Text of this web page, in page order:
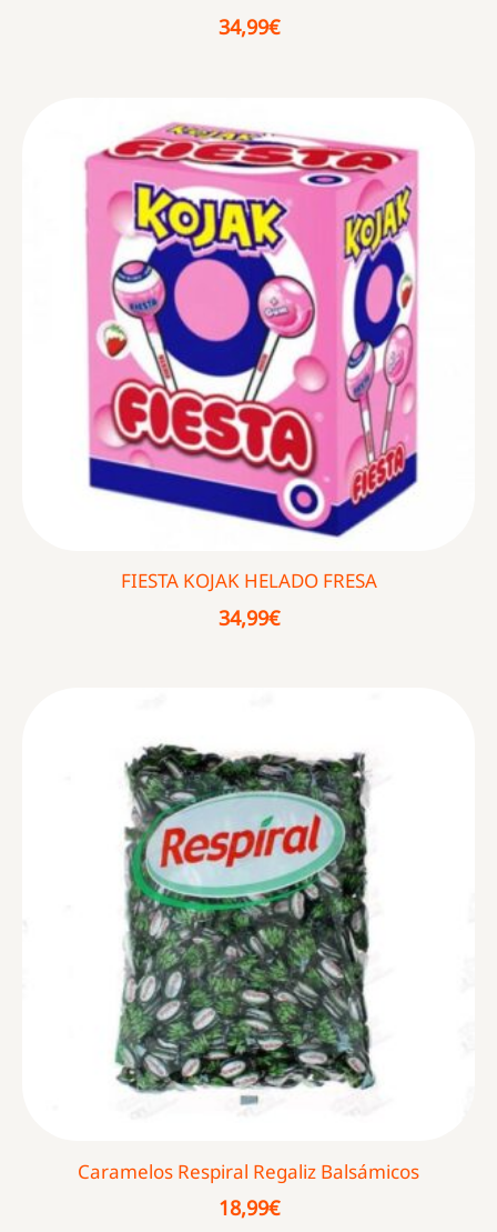
34,99€
FIESTA KOJAK HELADO FRESA
34,99€
Caramelos Respiral Regaliz Balsámicos
18,99€